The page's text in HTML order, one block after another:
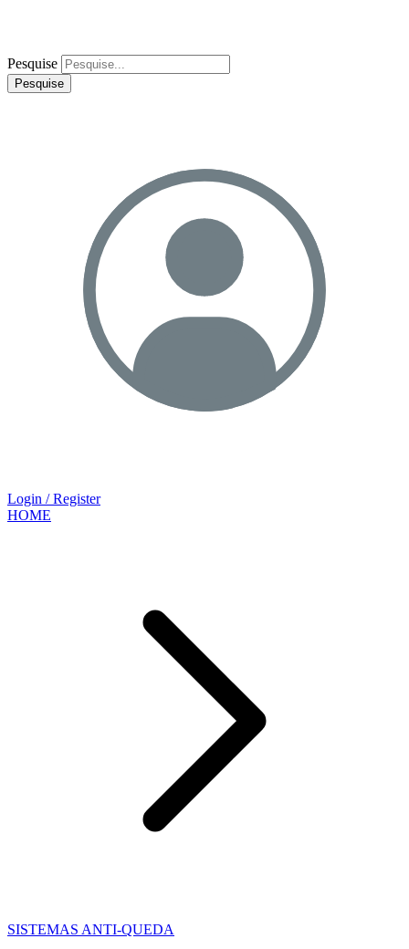
Pesquise
Pesquise
Login / Register
HOME
SISTEMAS ANTI-QUEDA